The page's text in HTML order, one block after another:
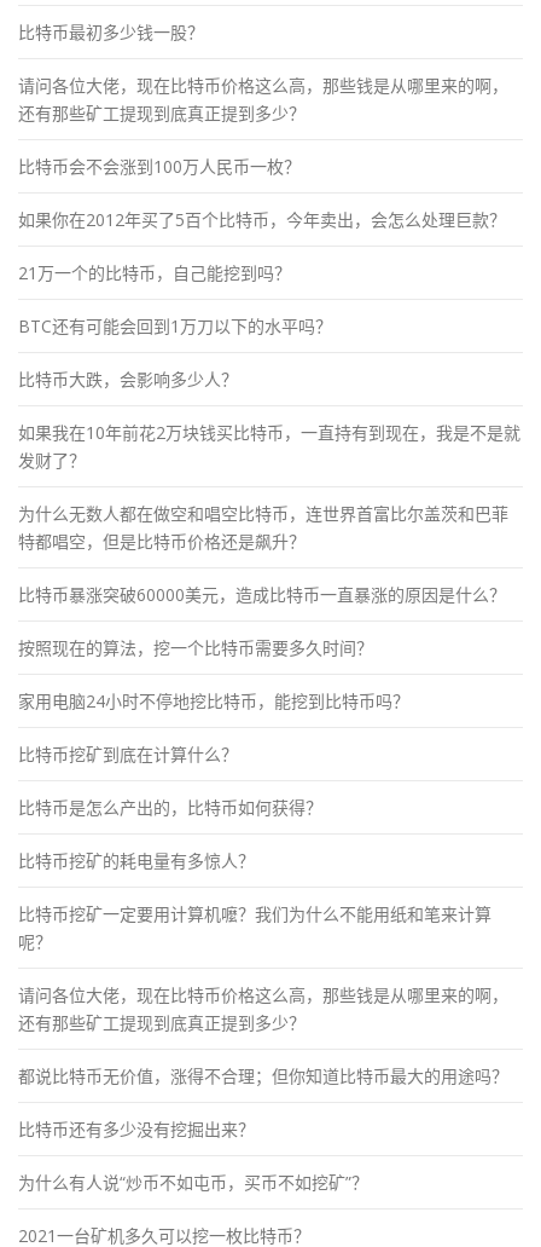
比特币最初多少钱一股？
请问各位大佬，现在比特币价格这么高，那些钱是从哪里来的啊，
还有那些矿工提现到底真正提到多少？
比特币会不会涨到100万人民币一枚？
如果你在2012年买了5百个比特币，今年卖出，会怎么处理巨款？
21万一个的比特币，自己能挖到吗？
BTC还有可能会回到1万刀以下的水平吗？
比特币大跌，会影响多少人？
如果我在10年前花2万块钱买比特币，一直持有到现在，我是不是就
发财了？
为什么无数人都在做空和唱空比特币，连世界首富比尔盖茨和巴菲
特都唱空，但是比特币价格还是飙升？
比特币暴涨突破60000美元，造成比特币一直暴涨的原因是什么？
按照现在的算法，挖一个比特币需要多久时间？
家用电脑24小时不停地挖比特币，能挖到比特币吗？
比特币挖矿到底在计算什么？
比特币是怎么产出的，比特币如何获得？
比特币挖矿的耗电量有多惊人？
比特币挖矿一定要用计算机嚒？我们为什么不能用纸和笔来计算
呢？
请问各位大佬，现在比特币价格这么高，那些钱是从哪里来的啊，
还有那些矿工提现到底真正提到多少？
都说比特币无价值，涨得不合理；但你知道比特币最大的用途吗？
比特币还有多少没有挖掘出来？
为什么有人说“炒币不如屯币，买币不如挖矿”？
2021一台矿机多久可以挖一枚比特币？